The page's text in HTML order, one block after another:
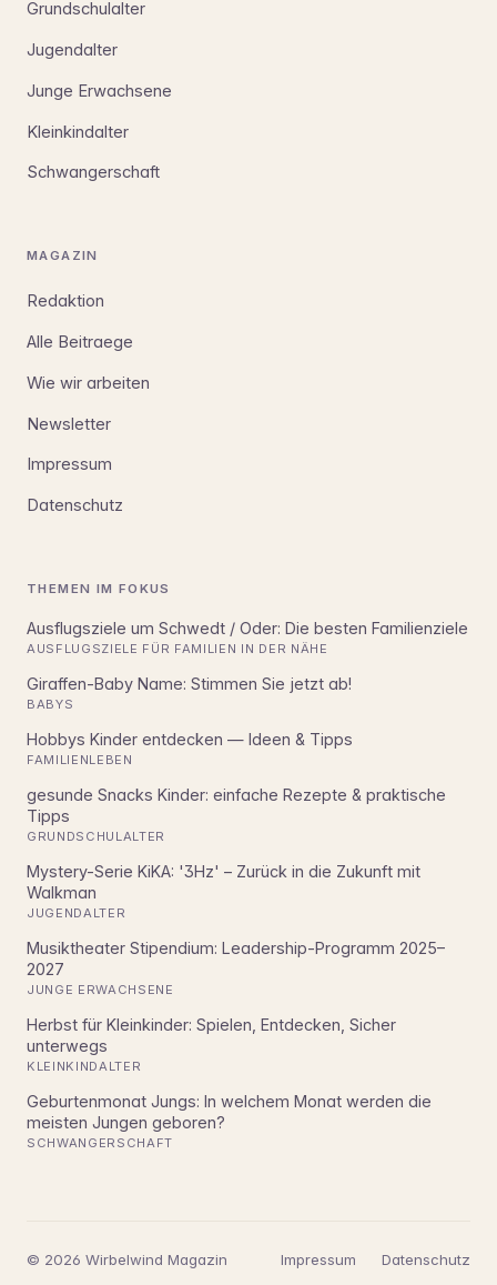
Grundschulalter
Jugendalter
Junge Erwachsene
Kleinkindalter
Schwangerschaft
MAGAZIN
Redaktion
Alle Beitraege
Wie wir arbeiten
Newsletter
Impressum
Datenschutz
THEMEN IM FOKUS
Ausflugsziele um Schwedt / Oder: Die besten Familienziele
AUSFLUGSZIELE FÜR FAMILIEN IN DER NÄHE
Giraffen-Baby Name: Stimmen Sie jetzt ab!
BABYS
Hobbys Kinder entdecken — Ideen & Tipps
FAMILIENLEBEN
gesunde Snacks Kinder: einfache Rezepte & praktische
Tipps
GRUNDSCHULALTER
Mystery-Serie KiKA: '3Hz' – Zurück in die Zukunft mit
Walkman
JUGENDALTER
Musiktheater Stipendium: Leadership-Programm 2025–
2027
JUNGE ERWACHSENE
Herbst für Kleinkinder: Spielen, Entdecken, Sicher
unterwegs
KLEINKINDALTER
Geburtenmonat Jungs: In welchem Monat werden die
meisten Jungen geboren?
SCHWANGERSCHAFT
© 2026 Wirbelwind Magazin Impressum Datenschutz